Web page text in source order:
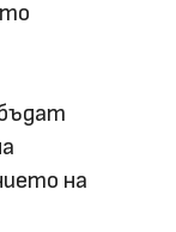
на